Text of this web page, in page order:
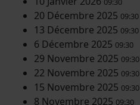
20 Décembre 2025 09:30
13 Décembre 2025 09:30
6 Décembre 2025 09:30
29 Novembre 2025 09:30
22 Novembre 2025 09:30
15 Novembre 2025 09:30
8 Novembre 2025 09:30